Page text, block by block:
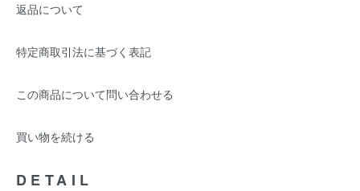
返品について
特定商取引法に基づく表記
この商品について問い合わせる
買い物を続ける
DETAIL